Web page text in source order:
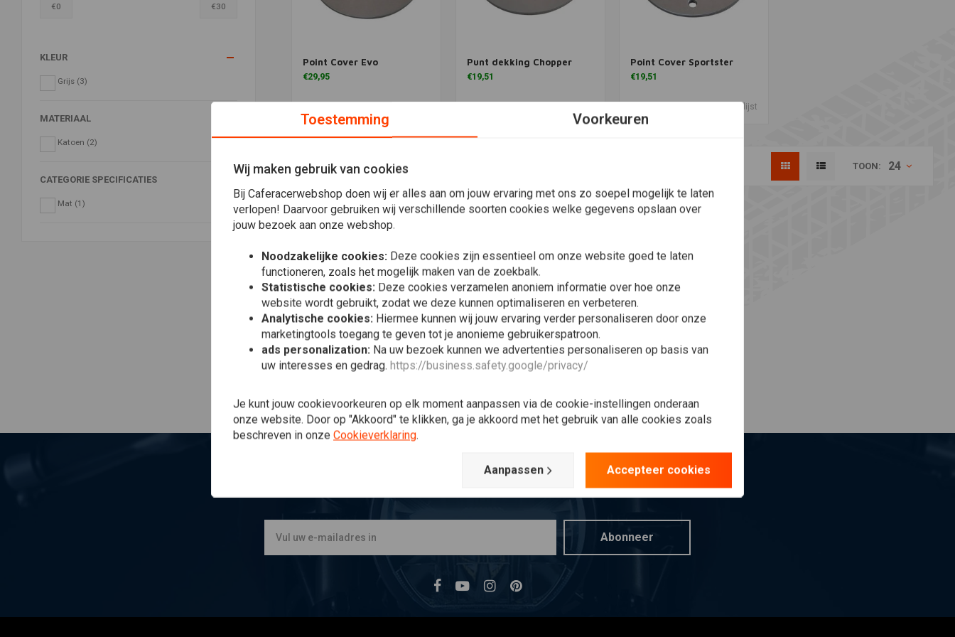
€0 €30
KLEUR
Grijs (3)
MATERIAAL
Katoen (2)
CATEGORIE SPECIFICATIES
Mat (1)
Toevoegen aan winkelwagen
Point Cover Evo
€29,95
Toevoegen aan winkelwagen
Punt dekking Chopper
€19,51
Toevoegen aan winkelwagen
Point Cover Sportster
€19,51
Verlanglijst
Meest bekeken TOON: 24
Op de hoogte blijven?
Abonneer
Toestemming Voorkeuren
Wij maken gebruik van cookies
Bij Caferacerwebshop doen wij er alles aan om jouw ervaring met ons zo soepel mogelijk te laten
verlopen! Daarvoor gebruiken wij verschillende soorten cookies welke gegevens opslaan over
jouw bezoek aan onze webshop.
Noodzakelijke cookies: Deze cookies zijn essentieel om onze website goed te laten
functioneren, zoals het mogelijk maken van de zoekbalk.
Statistische cookies: Deze cookies verzamelen anoniem informatie over hoe onze
website wordt gebruikt, zodat we deze kunnen optimaliseren en verbeteren.
Analytische cookies: Hiermee kunnen wij jouw ervaring verder personaliseren door onze
marketingtools toegang te geven tot je anonieme gebruikerspatroon.
ads personalization: Na uw bezoek kunnen we advertenties personaliseren op basis van
uw interesses en gedrag. https://business.safety.google/privacy/
Je kunt jouw cookievoorkeuren op elk moment aanpassen via de cookie-instellingen onderaan
onze website. Door op "Akkoord" te klikken, ga je akkoord met het gebruik van alle cookies zoals
beschreven in onze Cookieverklaring.
Aanpassen Accepteer cookies